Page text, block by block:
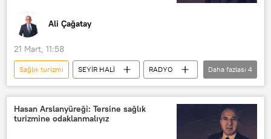
Ali Çağatay
21 Mart, 11:58
Sağlık turizmi SEYİR HALİ
RADYO
Plastik cerrahi
Sağlık Bakanlığı
Botoks
Kur
Daha fazlası 4
Hasan Arslanyüreği: Tersine sağlık
turizmine odaklanmalıyız